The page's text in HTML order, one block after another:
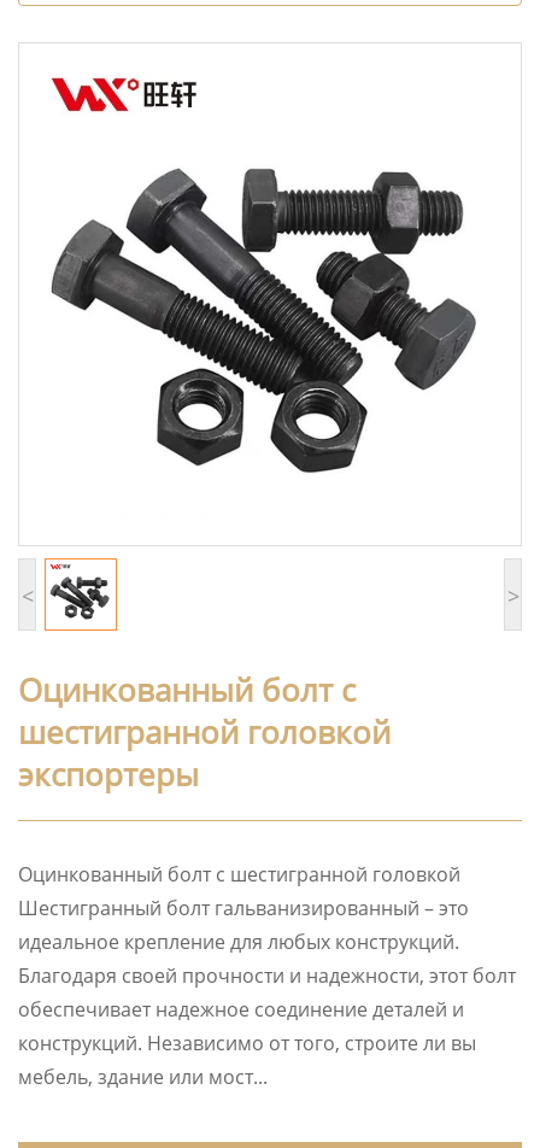
< >
Оцинкованный болт с
шестигранной головкой
экспортеры
Оцинкованный болт с шестигранной головкой
Шестигранный болт гальванизированный – это
идеальное крепление для любых конструкций.
Благодаря своей прочности и надежности, этот болт
обеспечивает надежное соединение деталей и
конструкций. Независимо от того, строите ли вы
мебель, здание или мост...